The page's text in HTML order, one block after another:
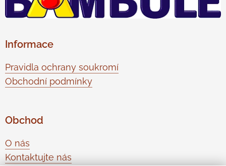
Informace
Pravidla ochrany soukromí
Obchodní podmínky
Obchod
O nás
Kontaktujte nás